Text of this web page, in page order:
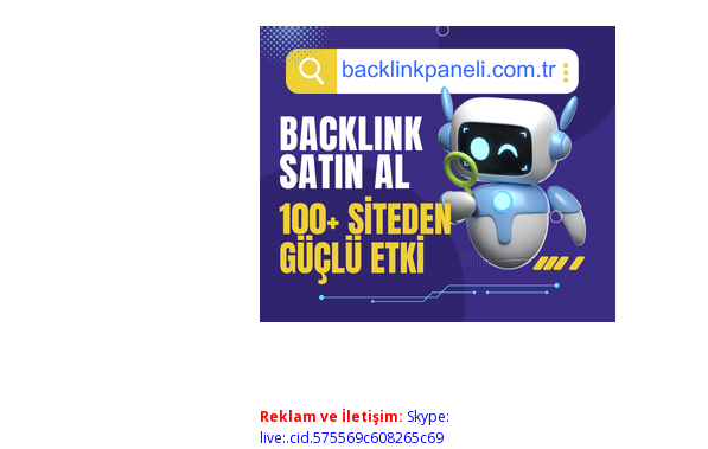
Reklam ve İletişim: Skype:
live:.cid.575569c608265c69